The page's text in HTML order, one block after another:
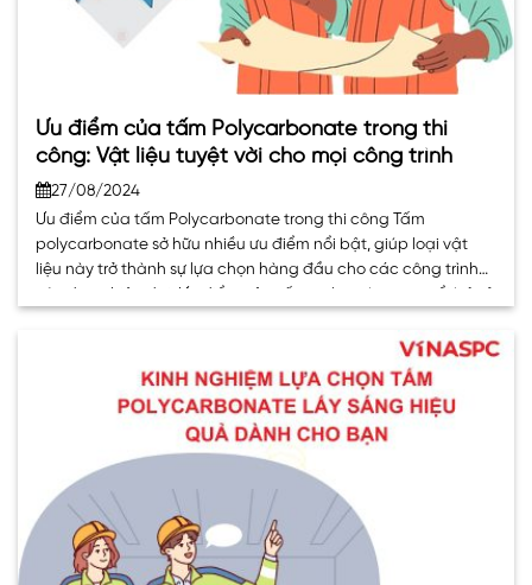
Ưu điểm của tấm Polycarbonate trong thi
công: Vật liệu tuyệt vời cho mọi công trình
27/08/2024
Ưu điểm của tấm Polycarbonate trong thi công Tấm
polycarbonate sở hữu nhiều ưu điểm nổi bật, giúp loại vật
liệu này trở thành sự lựa chọn hàng đầu cho các công trình
xây dựng hiện đại. Ưu điểm của tấm polycarbonate nổi bật ở